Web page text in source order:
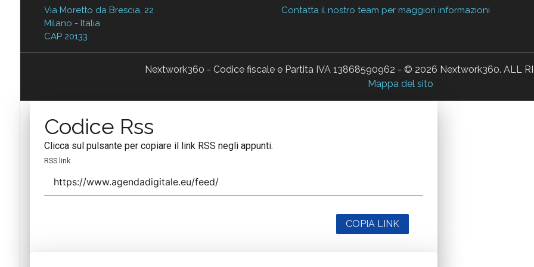
Via Moretto da Brescia, 22
Milano - Italia
CAP 20133
Contatta il nostro team per maggiori informazioni
Nextwork360 - Codice fiscale e Partita IVA 13868590962 - © 2026 Nextwork360. ALL
Mappa del sito
Codice Rss
Clicca sul pulsante per copiare il link RSS negli appunti.
RSS link
COPIA LINK